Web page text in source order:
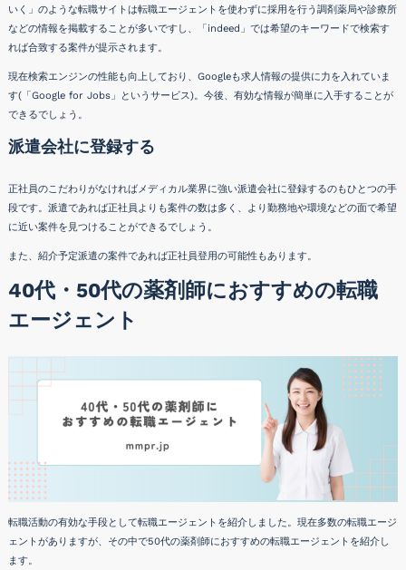
いく」のような転職サイトは転職エージェントを使わずに採用を行う調剤薬局や診療所
などの情報を掲載することが多いですし、「indeed」では希望のキーワードで検索す
れば合致する案件が提示されます。
現在検索エンジンの性能も向上しており、Googleも求人情報の提供に力を入れていま
す(「Google for Jobs」というサービス)。今後、有効な情報が簡単に入手することが
できるでしょう。
派遣会社に登録する
正社員のこだわりがなければメディカル業界に強い派遣会社に登録するのもひとつの手
段です。派遣であれば正社員よりも案件の数は多く、より勤務地や環境などの面で希望
に近い案件を見つけることができるでしょう。
また、紹介予定派遣の案件であれば正社員登用の可能性もあります。
40代・50代の薬剤師におすすめの転職
エージェント
転職活動の有効な手段として転職エージェントを紹介しました。現在多数の転職エージ
ェントがありますが、その中で50代の薬剤師におすすめの転職エージェントを紹介し
ます。